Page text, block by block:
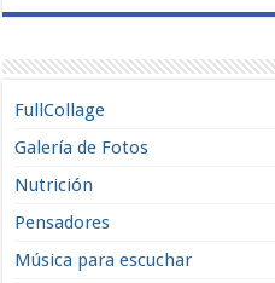
FullCollage
Galería de Fotos
Nutrición
Pensadores
Música para escuchar